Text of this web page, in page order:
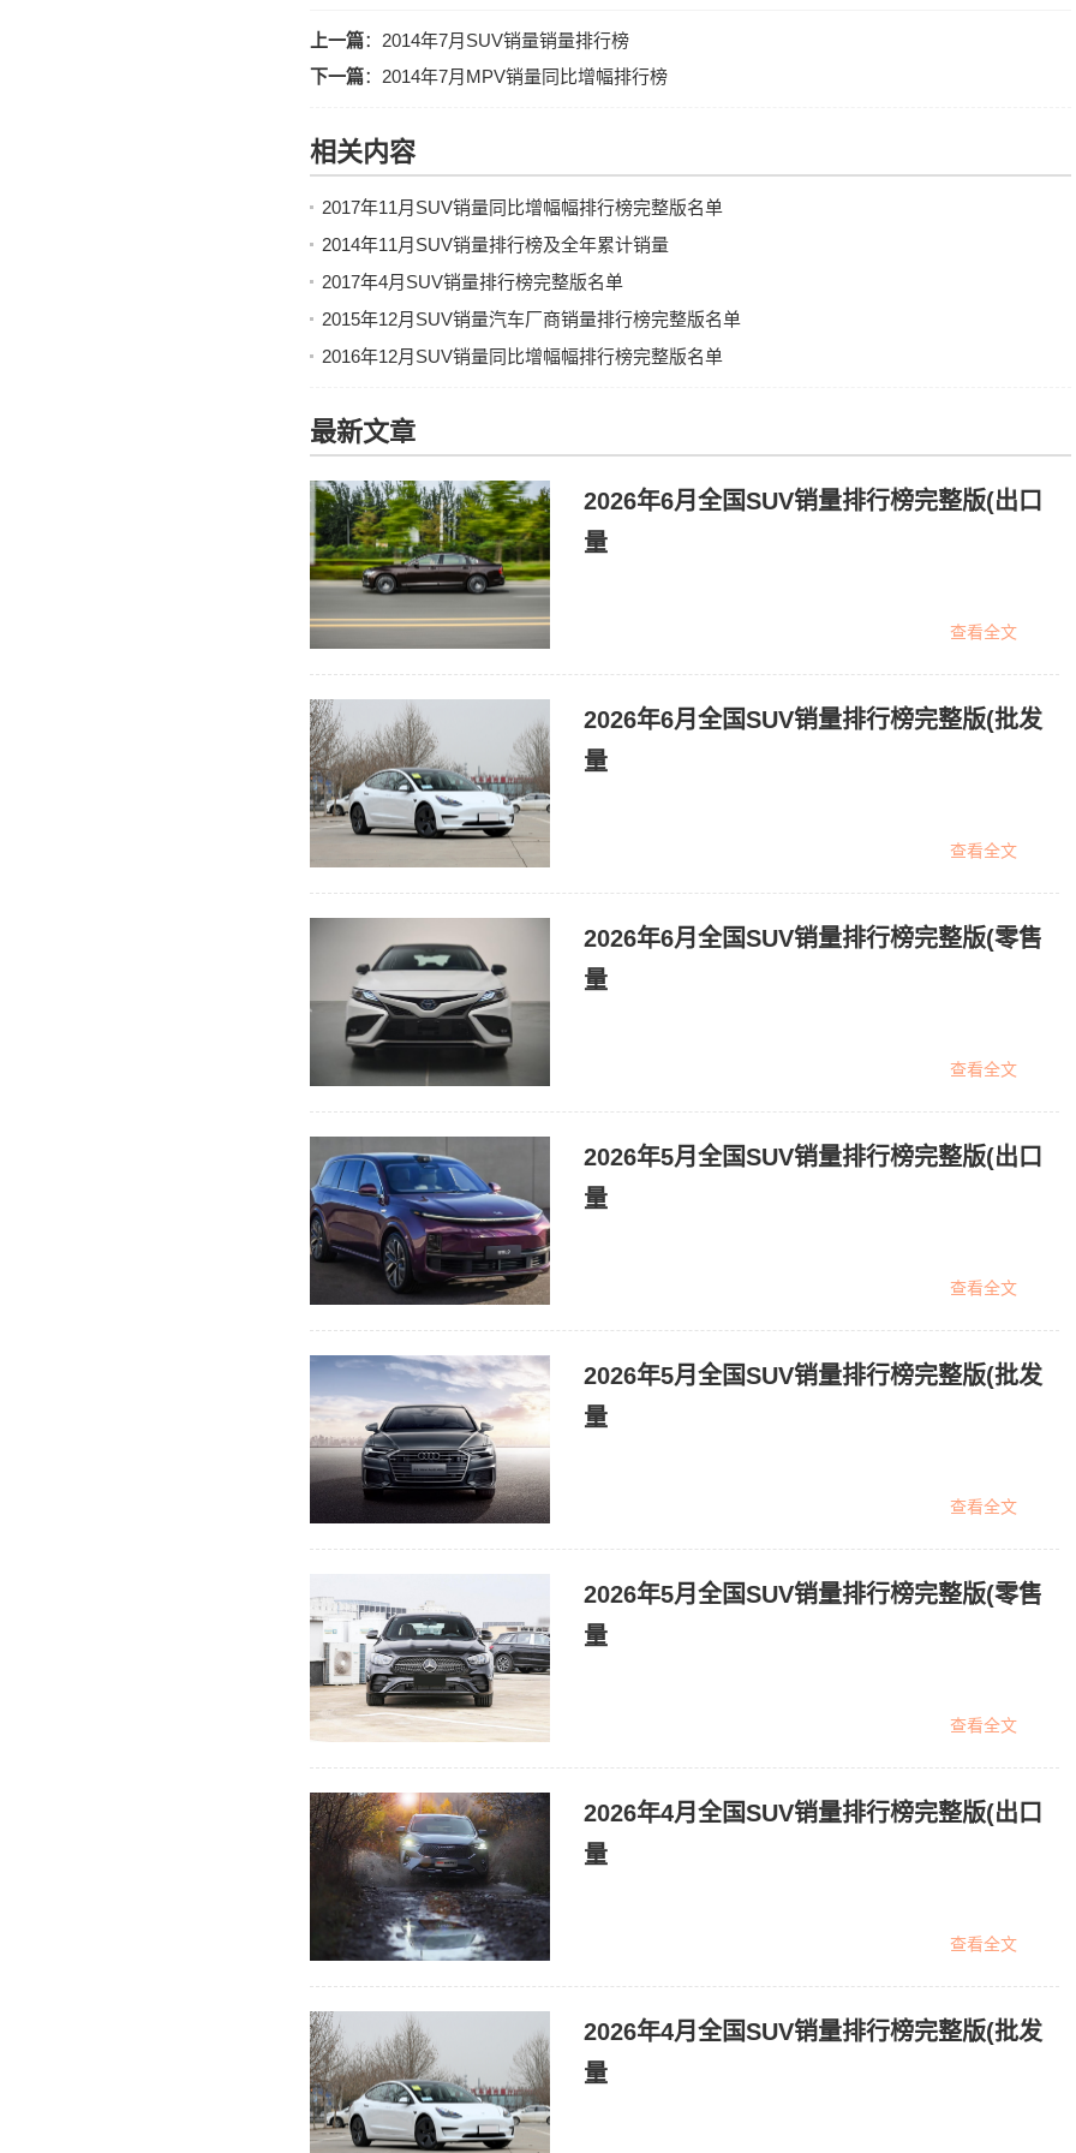
上一篇： 2014年7月SUV销量销量排行榜
下一篇： 2014年7月MPV销量同比增幅排行榜
相关内容
2017年11月SUV销量同比增幅幅排行榜完整版名单
2014年11月SUV销量排行榜及全年累计销量
2017年4月SUV销量排行榜完整版名单
2015年12月SUV销量汽车厂商销量排行榜完整版名单
2016年12月SUV销量同比增幅幅排行榜完整版名单
最新文章
2026年6月全国SUV销量排行榜完整版(出口
量
查看全文
2026年6月全国SUV销量排行榜完整版(批发
量
查看全文
2026年6月全国SUV销量排行榜完整版(零售
量
查看全文
2026年5月全国SUV销量排行榜完整版(出口
量
查看全文
2026年5月全国SUV销量排行榜完整版(批发
量
查看全文
2026年5月全国SUV销量排行榜完整版(零售
量
查看全文
2026年4月全国SUV销量排行榜完整版(出口
量
查看全文
2026年4月全国SUV销量排行榜完整版(批发
量